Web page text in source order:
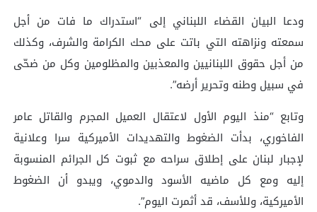
ودعا البيان القضاء اللبناني إلى “استدراك ما فات من أجل
سمعته ونزاهته التي باتت على محك الكرامة والشرف، وكذلك
من أجل حقوق اللبنانيين والمعذبين والمظلومين وكل من ضحّى
في سبيل وطنه وتحرير أرضه”.
وتابع “منذ اليوم الأول لاعتقال العميل المجرم والقاتل عامر
الفاخوري، بدأت الضغوط والتهديدات الأميركية سرا وعلانية
لإجبار لبنان على إطلاق سراحه مع ثبوت كل الجرائم المنسوبة
إليه ومع كل ماضيه الأسود والدموي، ويبدو أن الضغوط
الأميركية، وللأسف، قد أثمرت اليوم”.